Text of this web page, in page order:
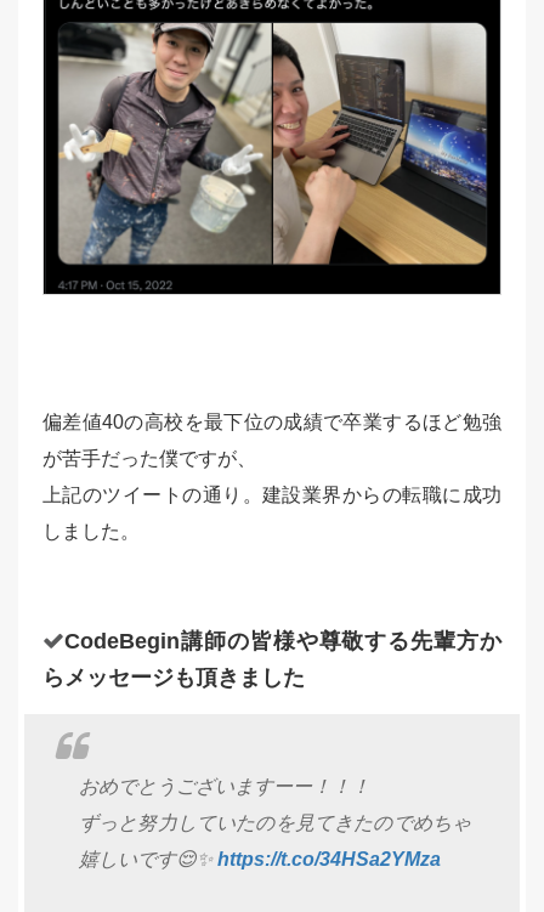
偏差値40の高校を最下位の成績で卒業するほど勉強
が苦手だった僕ですが、
上記のツイートの通り。建設業界からの転職に成功
しました。
CodeBegin講師の皆様や尊敬する先輩方か
らメッセージも頂きました
おめでとうございますーー！！！
ずっと努力していたのを見てきたのでめちゃ
嬉しいです😌✨https://t.co/34HSa2YMza